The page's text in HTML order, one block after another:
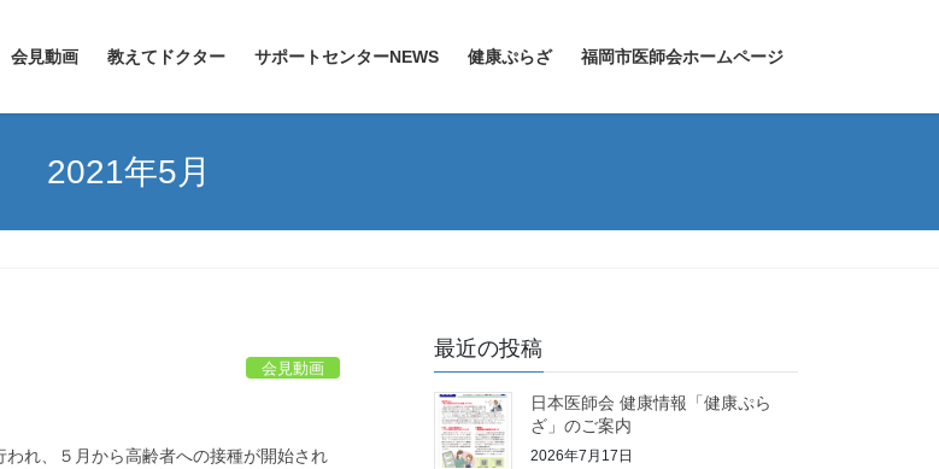
会見動画 教えてドクター サポートセンターNEWS 健康ぷらざ 福岡市医師会ホームページ
2021年5月
会見動画
れ、５月から高齢者への接種が開始され
最近の投稿
日本医師会 健康情報「健康ぷら
ざ」のご案内
2026年7月17日